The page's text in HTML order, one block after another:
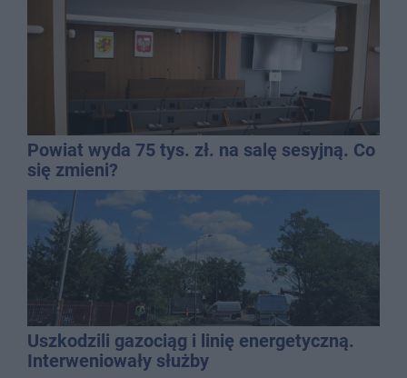
Powiat wyda 75 tys. zł. na salę sesyjną. Co
się zmieni?
Uszkodzili gazociąg i linię energetyczną.
Interweniowały służby